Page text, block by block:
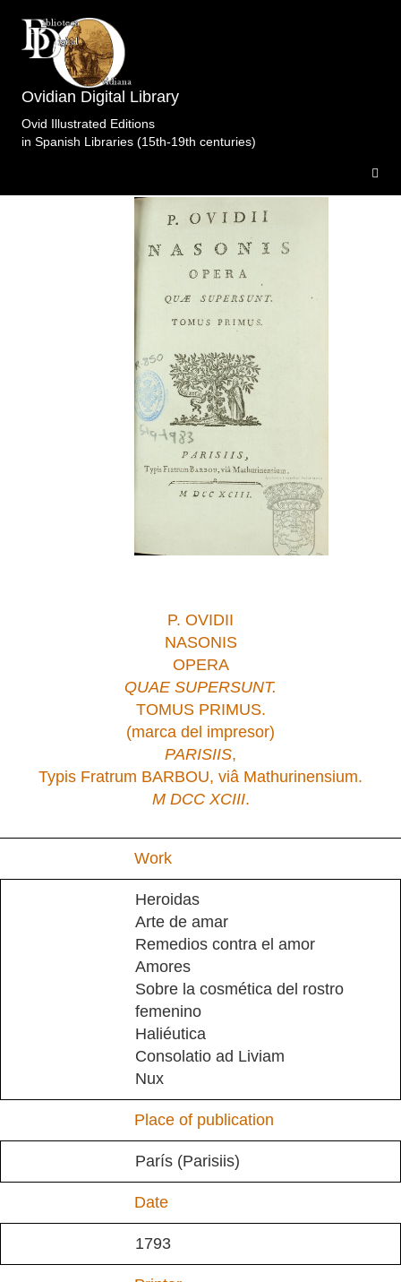
Ovidian Digital Library
Ovid Illustrated Editions
in Spanish Libraries (15th-19th centuries)
Archivo-Biblioteca de la Catedral Salamanca
>Obras Completas.HermanosBarbou.París.1793ii.t1
P. OVIDII
NASONIS
OPERA
QUAE SUPERSUNT.
TOMUS PRIMUS.
(marca del impresor)
PARISIIS,
Typis Fratrum BARBOU, viâ Mathurinensium.
M DCC XCIII.
Work
Heroidas
Arte de amar
Remedios contra el amor
Amores
Sobre la cosmética del rostro
femenino
Haliéutica
Consolatio ad Liviam
Nux
Place of publication
París (Parisiis)
Date
1793